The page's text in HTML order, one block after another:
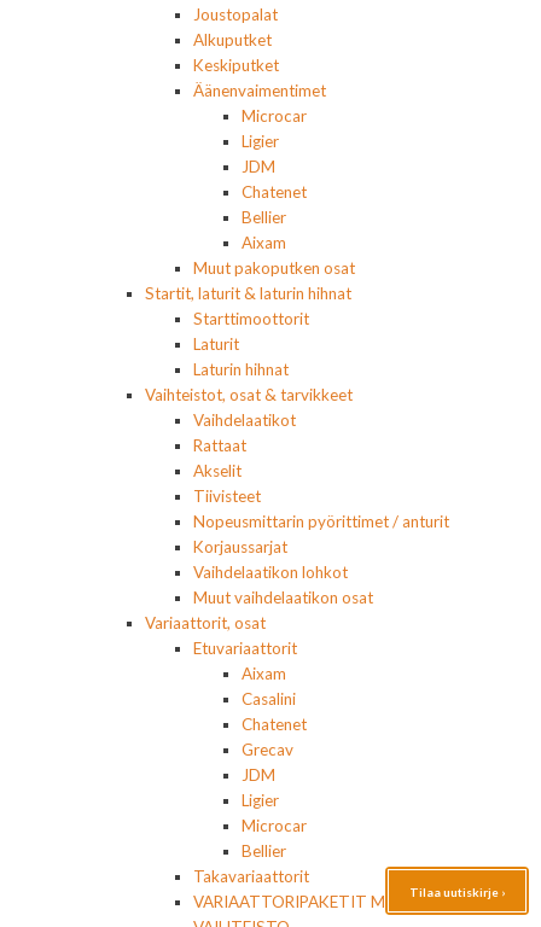
Joustopalat
Alkuputket
Keskiputket
Äänenvaimentimet
Microcar
Ligier
JDM
Chatenet
Bellier
Aixam
Muut pakoputken osat
Startit, laturit & laturin hihnat
Starttimoottorit
Laturit
Laturin hihnat
Vaihteistot, osat & tarvikkeet
Vaihdelaatikot
Rattaat
Akselit
Tiivisteet
Nopeusmittarin pyörittimet / anturit
Korjaussarjat
Vaihdelaatikon lohkot
Muut vaihdelaatikon osat
Variaattorit, osat
Etuvariaattorit
Aixam
Casalini
Chatenet
Grecav
JDM
Ligier
Microcar
Bellier
Takavariaattorit
VARIAATTORIPAKETIT MOOTTORI+
Tilaa uutiskirje ›